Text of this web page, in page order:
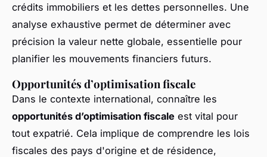
crédits immobiliers et les dettes personnelles. Une
analyse exhaustive permet de déterminer avec
précision la valeur nette globale, essentielle pour
planifier les mouvements financiers futurs.
Opportunités d’optimisation fiscale
Dans le contexte international, connaître les
opportunités d’optimisation fiscale est vital pour
tout expatrié. Cela implique de comprendre les lois
fiscales des pays d'origine et de résidence,